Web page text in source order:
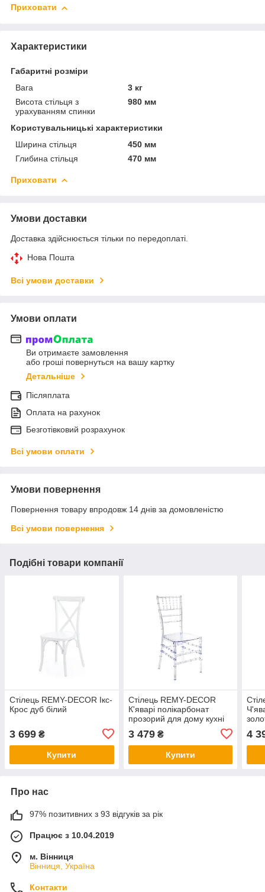
Приховати
Характеристики
Габаритні розміри
Вага
3 кг
Висота стільця з
урахуванням спинки
980 мм
Користувальницькі характеристики
Ширина стільця
450 мм
Глибина стільця
470 мм
Приховати
Умови доставки
Доставка здійснюється тільки по передоплаті.
Нова Пошта
Всі умови доставки
Умови оплати
Ви отримаєте замовлення
або гроші повернуться на вашу картку
Детальніше
Післяплата
Оплата на рахунок
Безготівковий розрахунок
Всі умови оплати
Умови повернення
Повернення товару впродовж 14 днів за домовленістю
Всі умови повернення
Подібні товари компанії
Стілець REMY-DECOR Ікс-
Крос дуб білий
3 699 ₴
Купити
Стілець REMY-DECOR
К'яварі полікарбонат
прозорий для дому кухні
(Chiavari)
3 479₴
Купити
4
Про нас
97% позитивних з 93 відгуків за рік
Працює з 10.04.2019
м. Вінниця
Вінниця, Україна
Контакти